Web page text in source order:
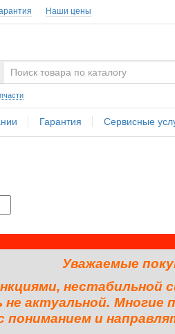
Наши цены
Гарантия Сервисные
Уважаемые
актуальной. Многие
и